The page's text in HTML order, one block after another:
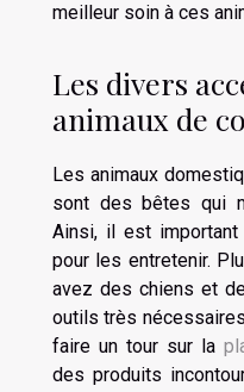
meilleur soin à ces
Les divers
animaux de
Les animaux
sont des bêtes qui
Ainsi, il est important
pour les entretenir.
avez des chiens et
outils très
faire un tour sur la
des produits